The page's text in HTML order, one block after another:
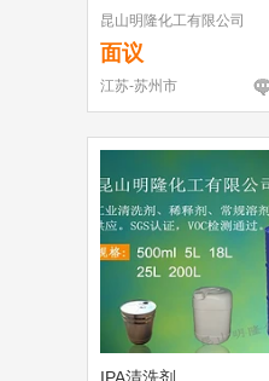
昆山明隆化工有限公司
面议
江苏-苏州市